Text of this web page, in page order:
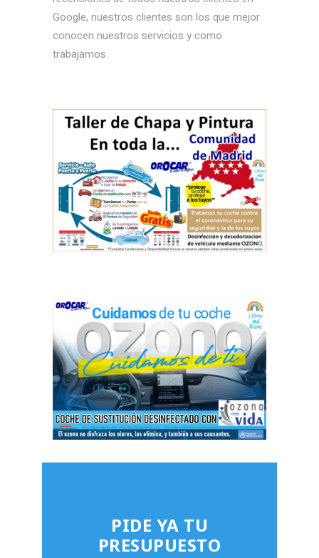
Google, nuestros clientes son los que mejor
conocen nuestros servicios y como
trabajamos.
PIDE YA TU
PRESUPUESTO